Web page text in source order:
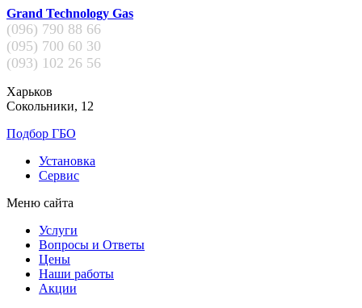
Grand Technology Gas
(096) 790 88 66
(095) 700 60 30
(093) 102 26 56
Харьков
Сокольники, 12
Подбор ГБО
Установка
Сервис
Меню сайта
Услуги
Вопросы и Ответы
Цены
Наши работы
Акции